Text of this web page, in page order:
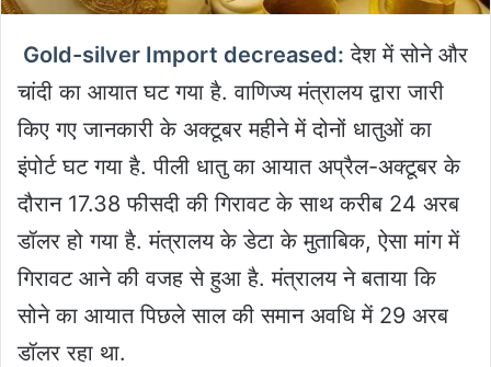
Gold-silver Import decreased: देश में सोने और
चांदी का आयात घट गया है. वाणिज्य मंत्रालय द्वारा जारी
किए गए जानकारी के अक्टूबर महीने में दोनों धातुओं का
इंपोर्ट घट गया है. पीली धातु का आयात अप्रैल-अक्टूबर के
दौरान 17.38 फीसदी की गिरावट के साथ करीब 24 अरब
डॉलर हो गया है. मंत्रालय के डेटा के मुताबिक, ऐसा मांग में
गिरावट आने की वजह से हुआ है. मंत्रालय ने बताया कि
सोने का आयात पिछले साल की समान अवधि में 29 अरब
डॉलर रहा था.